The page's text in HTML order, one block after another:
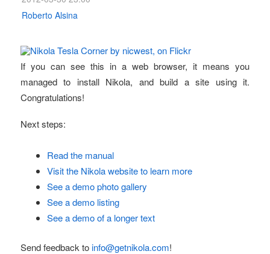
Roberto Alsina
If you can see this in a web browser, it means you
managed to install Nikola, and build a site using it.
Congratulations!
Next steps:
Read the manual
Visit the Nikola website to learn more
See a demo photo gallery
See a demo listing
See a demo of a longer text
Send feedback toinfo@getnikola.com!